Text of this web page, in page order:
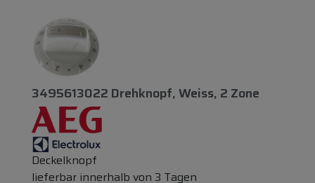
3495613022 Drehknopf, Weiss, 2 Zone
Deckelknopf
lieferbar innerhalb von 3 Tagen